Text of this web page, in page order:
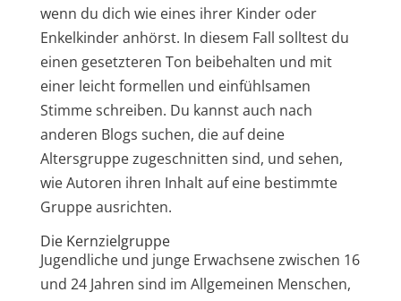
wenn du dich wie eines ihrer Kinder oder
Enkelkinder anhörst. In diesem Fall solltest du
einen gesetzteren Ton beibehalten und mit
einer leicht formellen und einfühlsamen
Stimme schreiben. Du kannst auch nach
anderen Blogs suchen, die auf deine
Altersgruppe zugeschnitten sind, und sehen,
wie Autoren ihren Inhalt auf eine bestimmte
Gruppe ausrichten.
Die Kernzielgruppe
Jugendliche und junge Erwachsene zwischen 16
und 24 Jahren sind im Allgemeinen Menschen,